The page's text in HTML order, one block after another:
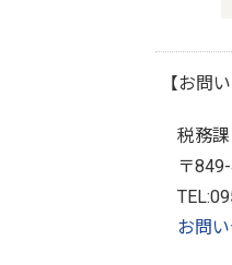
【お問
税務課
〒
お問